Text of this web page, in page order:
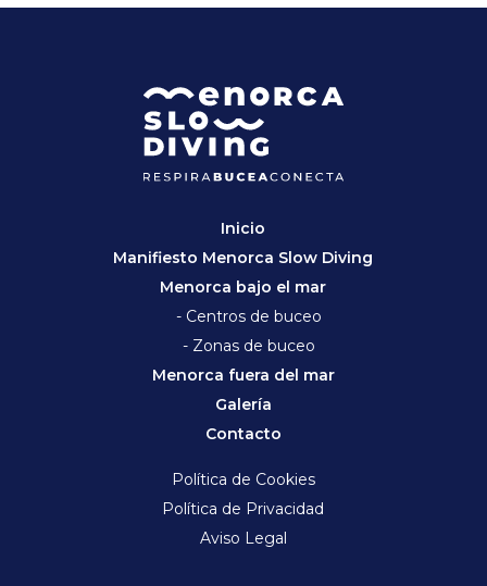
Inicio
Manifiesto Menorca Slow Diving
Menorca bajo el mar
- Centros de buceo
- Zonas de buceo
Menorca fuera del mar
Galería
Contacto
Política de Cookies
Política de Privacidad
Aviso Legal